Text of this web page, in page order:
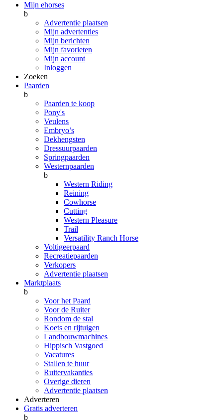
Mijn ehorses
b
Advertentie plaatsen
Mijn advertenties
Mijn berichten
Mijn favorieten
Mijn account
Inloggen
Zoeken
Paarden
b
Paarden te koop
Pony's
Veulens
Embryo’s
Dekhengsten
Dressuurpaarden
Springpaarden
Westernpaarden
b
Western Riding
Reining
Cowhorse
Cutting
Western Pleasure
Trail
Versatility Ranch Horse
Voltigeerpaard
Recreatiepaarden
Verkopers
Advertentie plaatsen
Marktplaats
b
Voor het Paard
Voor de Ruiter
Rondom de stal
Koets en rijtuigen
Landbouwmachines
Hippisch Vastgoed
Vacatures
Stallen te huur
Ruitervakanties
Overige dieren
Advertentie plaatsen
Adverteren
Gratis adverteren
b